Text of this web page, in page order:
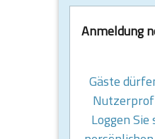
Anmeldung
Gäste
Loggen